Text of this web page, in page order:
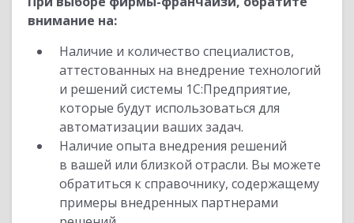
внимание на:
Наличие и количество специалистов,
аттестованных на внедрение технологий
и решений системы 1С:Предприятие,
которые будут использоваться для
автоматизации ваших задач.
Наличие опыта внедрения решений
в вашей или близкой отрасли. Вы можете
обратиться к справочнику, содержащему
примеры внедренных партнерами